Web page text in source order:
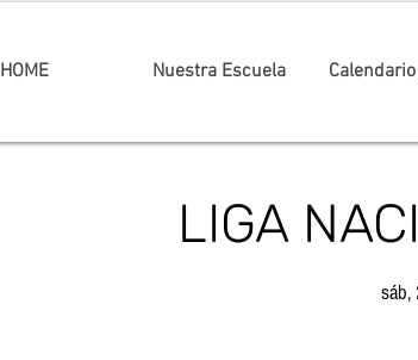
LIGA
sáb,
HOME Nuestra Escuela